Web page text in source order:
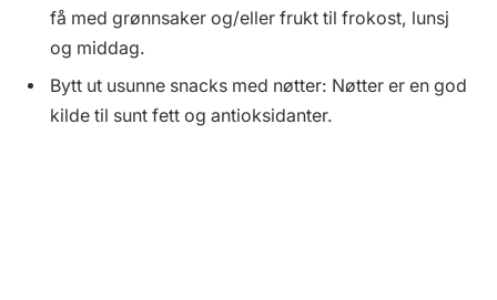
få med grønnsaker og/eller frukt til frokost, lunsj
og middag.
Bytt ut usunne snacks med nøtter: Nøtter er en god
kilde til sunt fett og antioksidanter.